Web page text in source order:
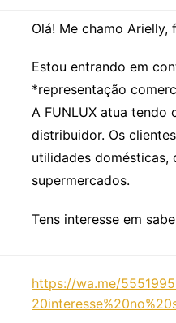
Olá! Me chamo Arielly,
Estou entrando em
*representação
A FUNLUX atua tendo
distribuidor. Os
utilidades domésticas,
supermercados.
Tens interesse em
https://wa.me/